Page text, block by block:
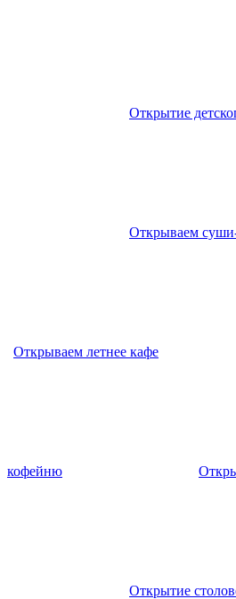
Открытие
Открываем
Открываем летнее кафе
кофейню
Открытие